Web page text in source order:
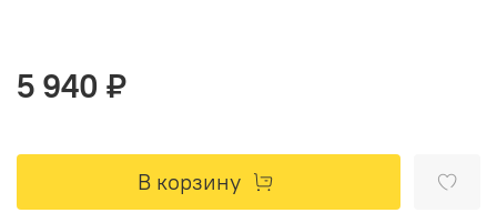
5 940 ₽
В корзину